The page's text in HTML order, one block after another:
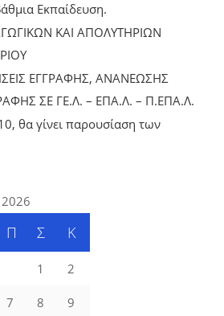
Εκπαίδευση.
ΚΑΙ ΑΠΟΛΥΤΗΡΙΩΝ
ΕΓΓΡΑΦΗΣ, ΑΝΑΝΕΩΣΗΣ
ΣΕ ΓΕ.Λ. – ΕΠΑ.Λ. – Π.ΕΠΑ.Λ.
θα γίνει παρουσίαση των
Π Σ Κ
1 2
7 8 9